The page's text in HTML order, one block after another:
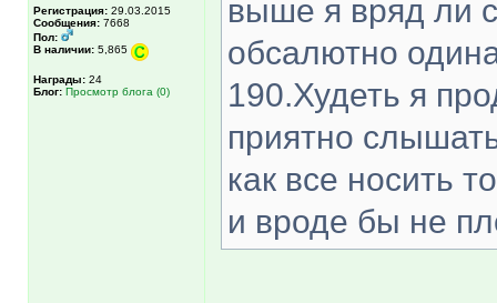
Регистрация: 29.03.2015
Сообщения: 7668
Пол:
В наличии: 5,865
Награды: 24
Блог: Просмотр блога (0)
выше я вряд ли
обсалютно
190.Худеть я
приятно
как все носить
и вроде бы не